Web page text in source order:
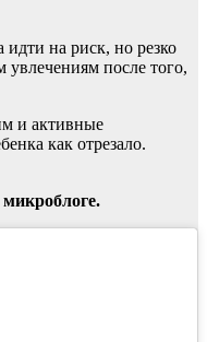
на риск, но резко
после того,
и активные
как отрезало.